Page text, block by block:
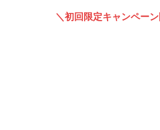
＼初回限定キャンペー